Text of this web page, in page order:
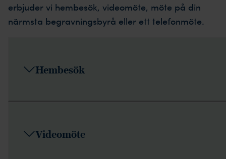
erbjuder vi hembesök, videomöte, möte på din
närmsta begravningsbyrå eller ett telefonmöte.
Hembesök
Videomöte